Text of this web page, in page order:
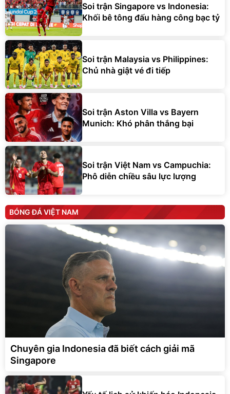
Soi trận Singapore vs Indonesia:
Khối bê tông đấu hàng công bạc tỷ
Soi trận Malaysia vs Philippines:
Chủ nhà giật vé đi tiếp
Soi trận Aston Villa vs Bayern
Munich: Khó phân thắng bại
Soi trận Việt Nam vs Campuchia:
Phô diễn chiều sâu lực lượng
BÓNG ĐÁ VIỆT NAM
Chuyên gia Indonesia đã biết cách giải mã
Singapore